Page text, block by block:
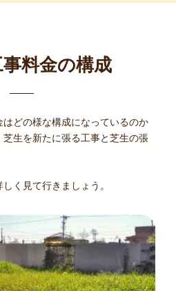
料金の構成
どの様な構成になっているのか
生を新たに張る工事と芝生の張
く見て行きましょう。